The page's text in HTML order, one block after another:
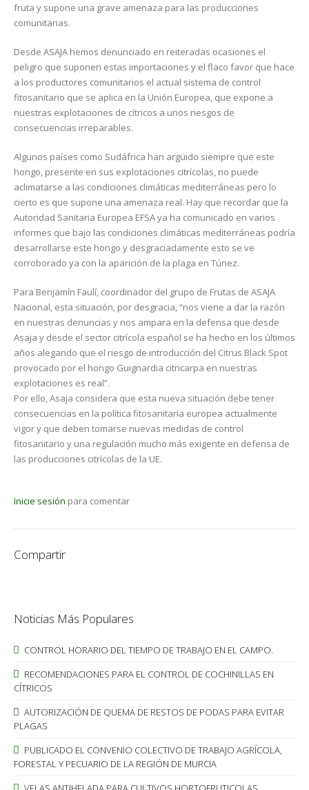
fruta y supone una grave amenaza para las producciones
comunitarias.
Desde ASAJA hemos denunciado en reiteradas ocasiones el
peligro que suponen estas importaciones y el flaco favor que hace
a los productores comunitarios el actual sistema de control
fitosanitario que se aplica en la Unión Europea, que expone a
nuestras explotaciones de cítricos a unos riesgos de
consecuencias irreparables.
Algunos países como Sudáfrica han argüido siempre que este
hongo, presente en sus explotaciones citrícolas, no puede
aclimatarse a las condiciones climáticas mediterráneas pero lo
cierto es que supone una amenaza real. Hay que recordar que la
Autoridad Sanitaria Europea EFSA ya ha comunicado en varios
informes que bajo las condiciones climáticas mediterráneas podría
desarrollarse este hongo y desgraciadamente esto se ve
corroborado ya con la aparición de la plaga en Túnez.
Para Benjamín Faulí, coordinador del grupo de Frutas de ASAJA
Nacional, esta situación, por desgracia, “nos viene a dar la razón
en nuestras denuncias y nos ampara en la defensa que desde
Asaja y desde el sector citrícola español se ha hecho en los últimos
años alegando que el riesgo de introducción del Citrus Black Spot
provocado por el hongo Guignardia citricarpa en nuestras
explotaciones es real”.
Por ello, Asaja considera que esta nueva situación debe tener
consecuencias en la política fitosanitaria europea actualmente
vigor y que deben tomarse nuevas medidas de control
fitosanitario y una regulación mucho más exigente en defensa de
las producciones citrícolas de la UE.
Inicie sesión para comentar
Compartir
Noticias Más Populares
CONTROL HORARIO DEL TIEMPO DE TRABAJO EN EL CAMPO.
RECOMENDACIONES PARA EL CONTROL DE COCHINILLAS EN
CÍTRICOS
AUTORIZACIÓN DE QUEMA DE RESTOS DE PODAS PARA EVITAR
PLAGAS
PUBLICADO EL CONVENIO COLECTIVO DE TRABAJO AGRÍCOLA,
FORESTAL Y PECUARIO DE LA REGIÓN DE MURCIA